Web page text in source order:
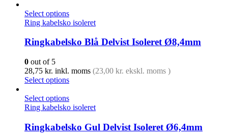
Select options
Ring kabelsko isoleret
Ringkabelsko Blå Delvist Isoleret Ø8,4mm
0 out of 5
28,75 kr. inkl. moms (23,00 kr. ekskl. moms )
Select options
Select options
Ring kabelsko isoleret
Ringkabelsko Gul Delvist Isoleret Ø6,4mm